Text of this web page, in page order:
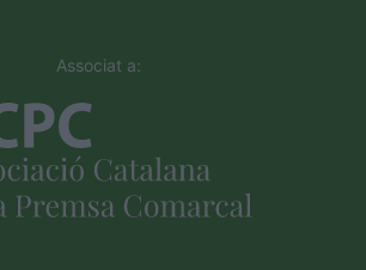
Associat a: